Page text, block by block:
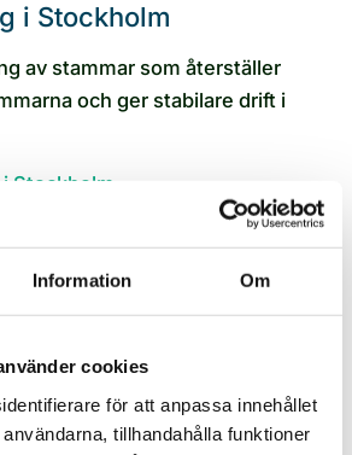
Information Om
cookies
för att anpassa innehållet
tillhandahålla funktioner
i Stockholm
av stammar som återställer
och ger stabilare drift i
Stockholm